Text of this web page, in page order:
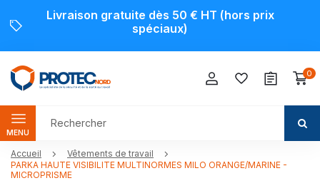
Livraison gratuite dès 50 € HT (hors prix
spéciaux)
0
MENU
Accueil
Vêtements de travail
PARKA HAUTE VISIBILITE MULTINORMES MILO ORANGE/MARINE -
MICROPRISME